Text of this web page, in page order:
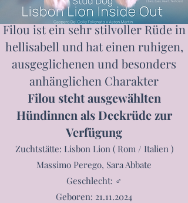
Filou ist ein sehr stilvoller Rüde in
hellisabell und hat einen ruhigen,
ausgeglichenen und besonders
anhänglichen Charakter
Filou steht ausgewählten
Hündinnen als Deckrüde zur
Verfügung
Zuchtstätte: Lisbon Lion ( Rom / Italien )
Massimo Perego, Sara Abbate
Geschlecht: ♂
Geboren: 21.11.2024